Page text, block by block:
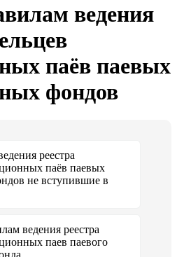
ведения
паёв паевых
фондов
реестра
паёв паевых
не вступившие в
ведения реестра
паев паевого